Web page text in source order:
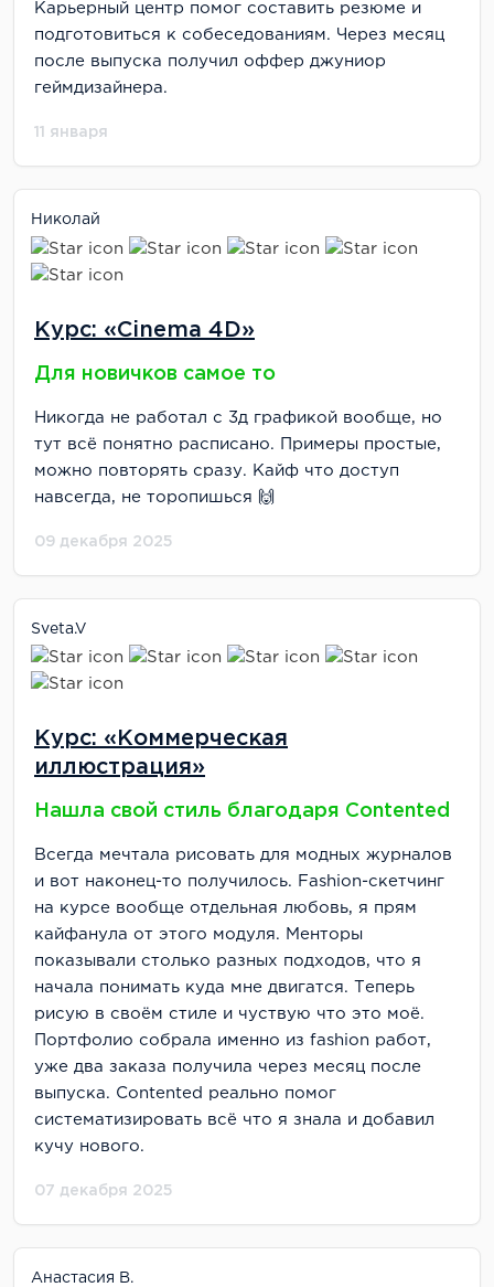
Карьерный центр помог составить резюме и
подготовиться к собеседованиям. Через месяц
после выпуска получил оффер джуниор
геймдизайнера.
11 января
Николай
Курс: «Cinema 4D»
Для новичков самое то
Никогда не работал с 3д графикой вообще, но
тут всё понятно расписано. Примеры простые,
можно повторять сразу. Кайф что доступ
навсегда, не торопишься 🙌
09 декабря 2025
Sveta.v
Курс: «Коммерческая
иллюстрация»
Нашла свой стиль благодаря Contented
Всегда мечтала рисовать для модных журналов
и вот наконец-то получилось. Fashion-скетчинг
на курсе вообще отдельная любовь, я прям
кайфанула от этого модуля. Менторы
показывали столько разных подходов, что я
начала понимать куда мне двигатся. Теперь
рисую в своём стиле и чуствую что это моё.
Портфолио собрала именно из fashion работ,
уже два заказа получила через месяц после
выпуска. Contented реально помог
систематизировать всё что я знала и добавил
кучу нового.
07 декабря 2025
Анастасия В.